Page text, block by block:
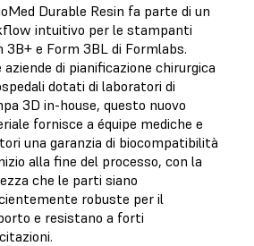
Durable Resin fa parte di un
intuitivo per le stampanti
3B+ e Form 3BL di Formlabs.
aziende di pianificazione chirurgica
dotati di laboratori di
3D in-house, questo nuovo
fornisce a équipe mediche e
una garanzia di biocompatibilità
alla fine del processo, con la
che le parti siano
robuste per il
e resistano a forti